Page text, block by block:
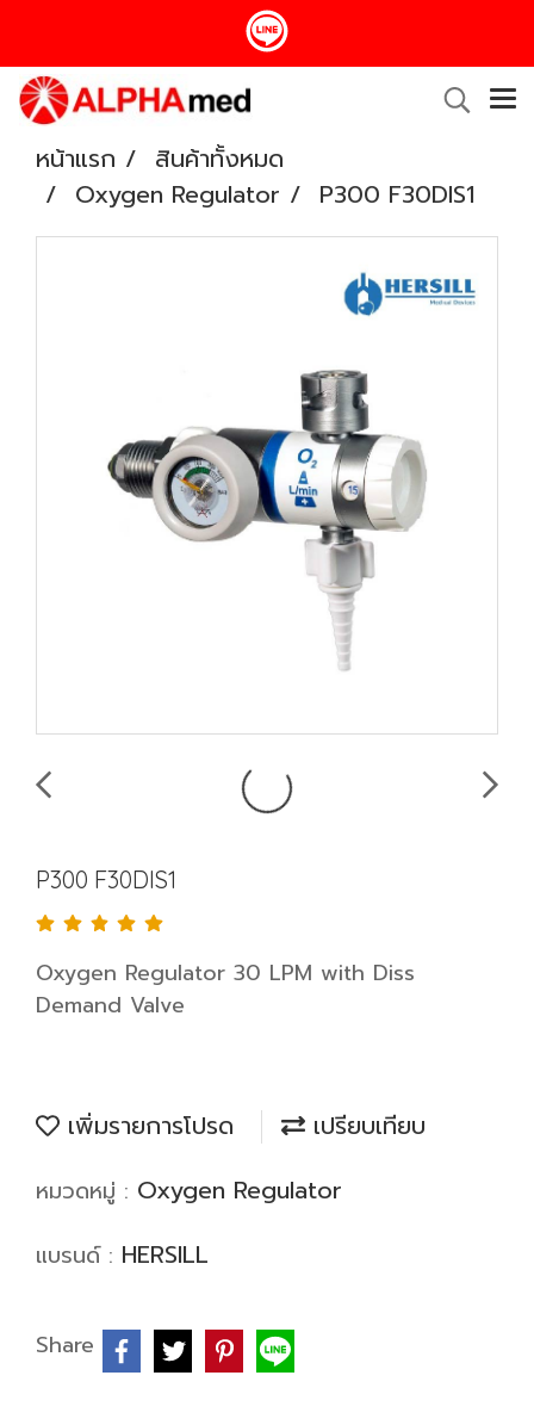
หน้าแรก
สินค้าทั้งหมด
Oxygen Regulator
P300 F30DIS1
P300 F30DIS1
Oxygen Regulator 30 LPM with Diss
Demand Valve
เพิ่มรายการโปรด เปรียบเทียบ
หมวดหมู่ : Oxygen Regulator
แบรนด์ : HERSILL
Share